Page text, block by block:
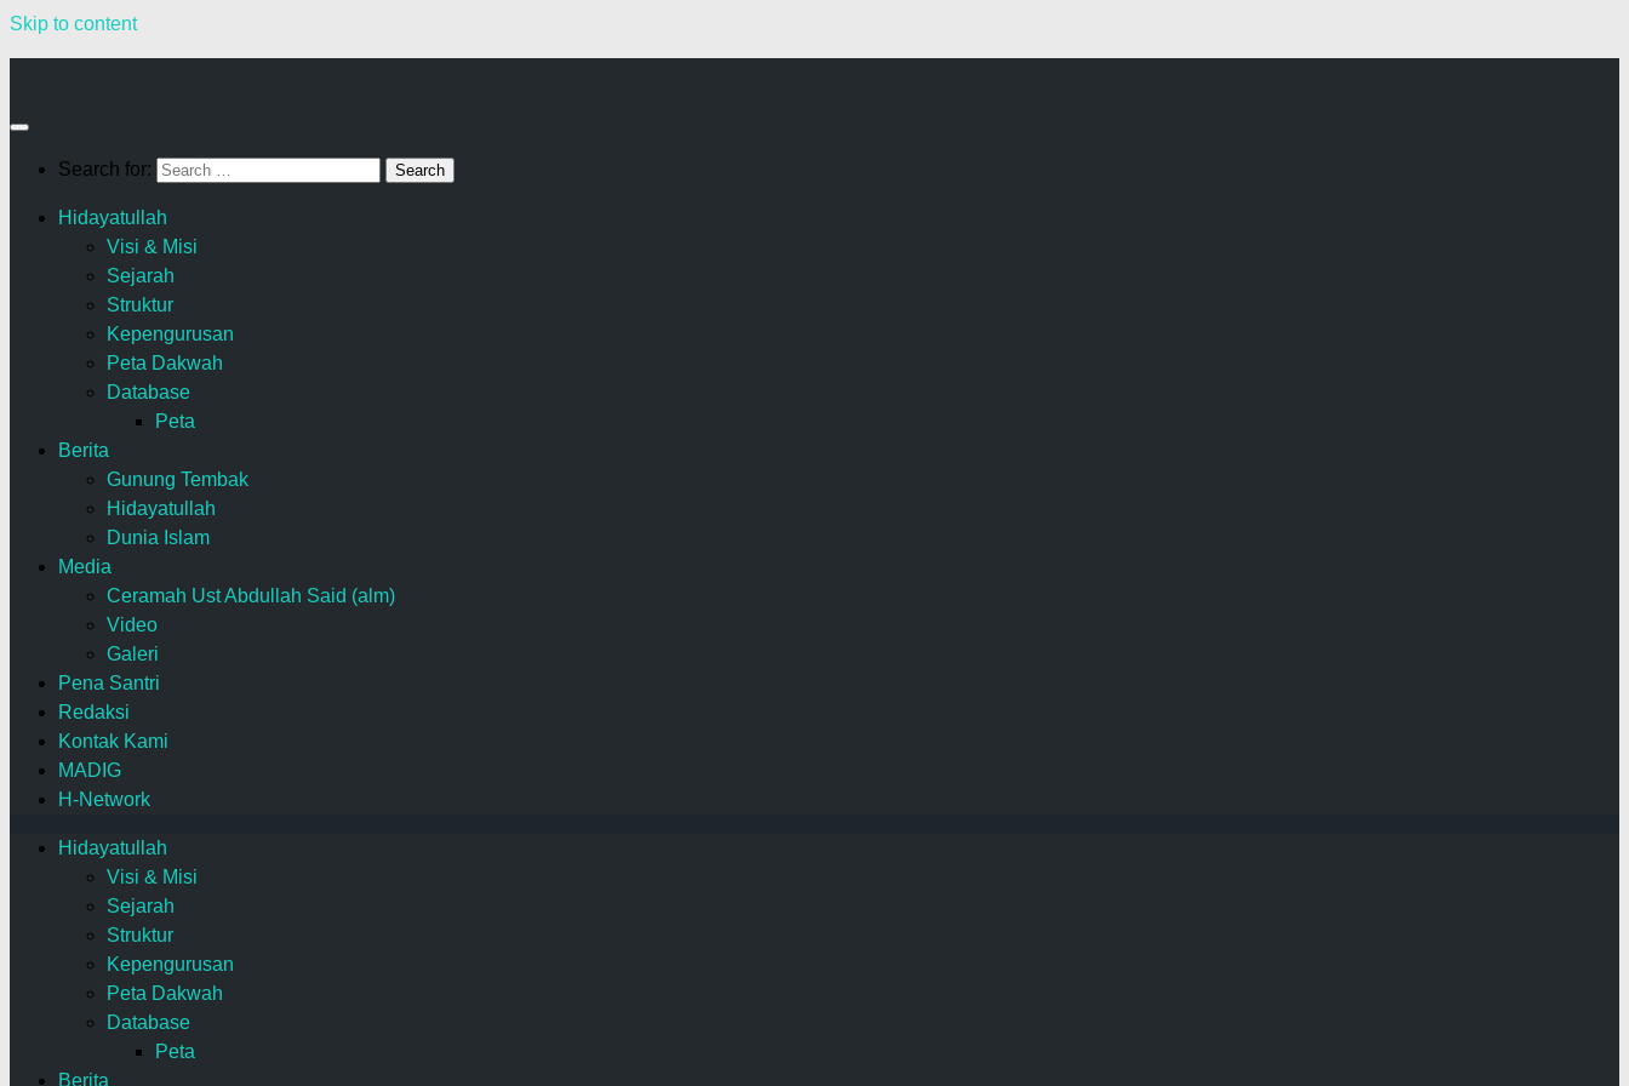
Skip to content
Search for:
Hidayatullah
Visi & Misi
Sejarah
Struktur
Kepengurusan
Peta Dakwah
Database
Peta
Berita
Gunung Tembak
Hidayatullah
Dunia Islam
Media
Ceramah Ust Abdullah Said (alm)
Video
Galeri
Pena Santri
Redaksi
Kontak Kami
MADIG
H-Network
Hidayatullah
Visi & Misi
Sejarah
Struktur
Kepengurusan
Peta Dakwah
Database
Peta
Berita